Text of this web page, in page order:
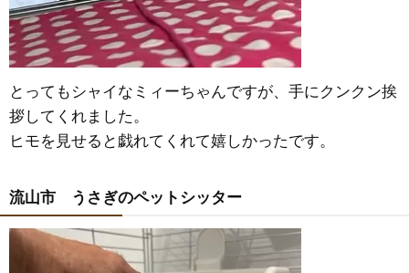
とってもシャイなミィーちゃんですが、手にクンクン挨
拶してくれました。
ヒモを見せると戯れてくれて嬉しかったです。
流山市 うさぎのペットシッター